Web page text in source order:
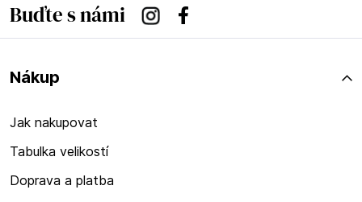
Buďte s námi InstagramFacebook
Nákup
Jak nakupovat
Tabulka velikostí
Doprava a platba